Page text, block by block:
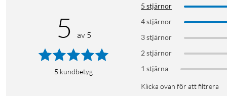
Den ultimata SSD:n
Uppnå maximal prestanda med PCIe 4.0. Upplev långvariga
värmekontroll ger överlägsen energieffektivitet samtidigt som
5 av 5
5 kundbetyg
5 stjärnor
4 stjärnor
3 stjärnor
2 stjärnor
1 stjärna
Klicka ovan för att filtrera